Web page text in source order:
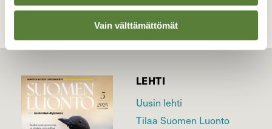
Vain välttämättömät
LEHTI
Uusin lehti
Tilaa Suomen Luonto